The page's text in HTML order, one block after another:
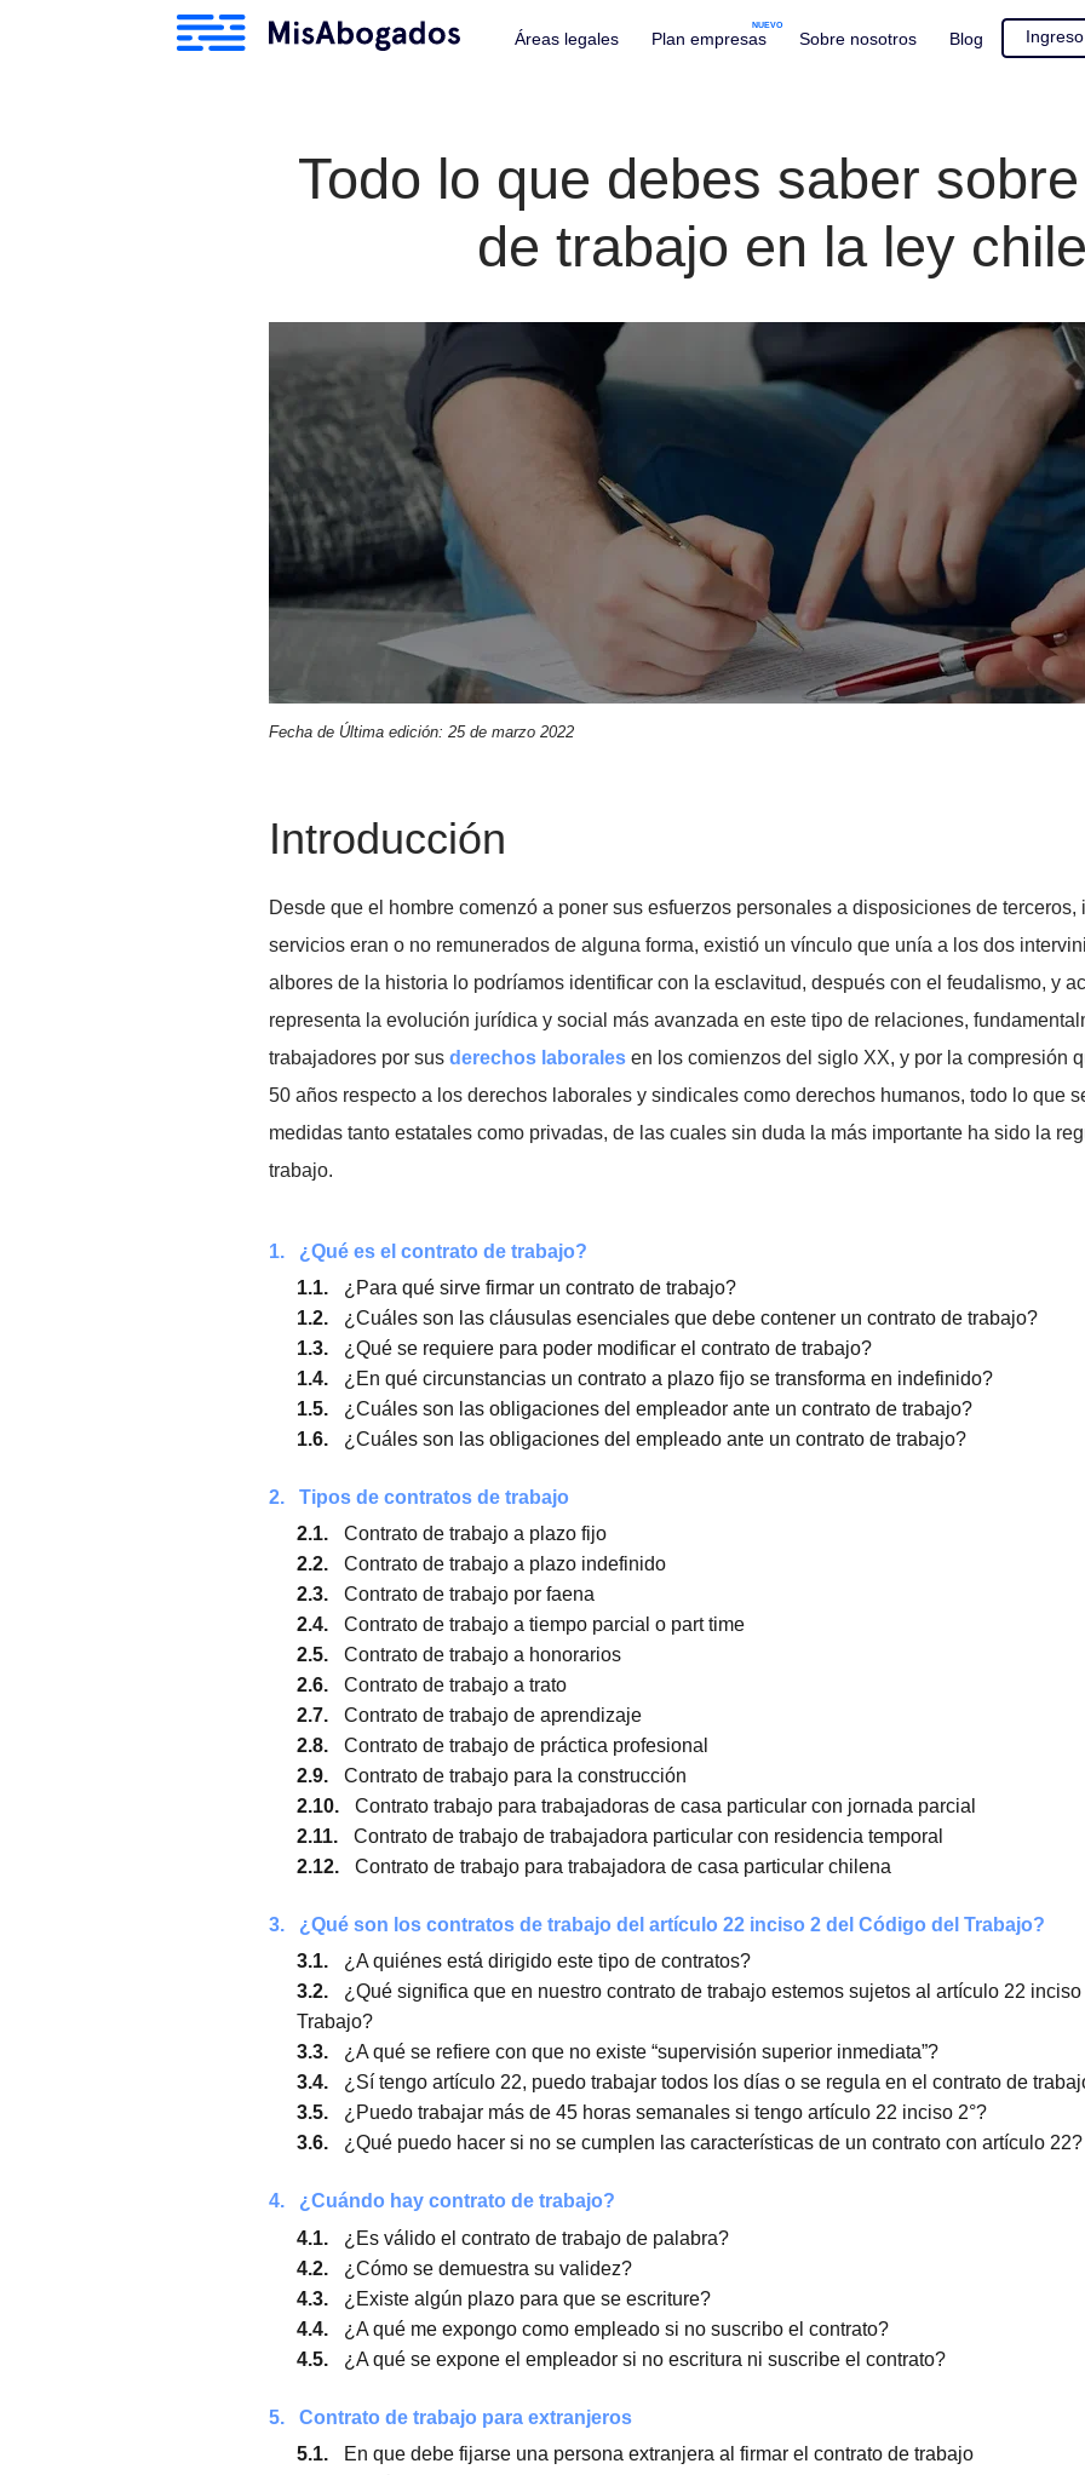
Áreas legales Plan empresas Sobre nosotros
Todo lo que debes saber
de trabajo en la ley
Introducción
Desde que el hombre comenzó a poner sus esfuerzos personales a
servicios eran o no remunerados de alguna forma, existió un vínculo que unía a
albores de la historia lo podríamos identificar con la esclavitud, después con el
representa la evolución jurídica y social más avanzada en este tipo de relaciones,
trabajadores por sus
medidas tanto estatales como privadas, de las cuales sin duda la más importante
trabajo.
1.
¿Qué es el contrato de trabajo?
1.1. ¿Para qué sirve firmar un contrato de trabajo?
1.3. ¿Qué se requiere para poder modificar el contrato de trabajo?
1.4. ¿En qué circunstancias un contrato a plazo fijo se transforma en
1.5. ¿Cuáles son las obligaciones del empleador ante un contrato de trabajo?
1.6. ¿Cuáles son las obligaciones del empleado ante un contrato de trabajo?
2.
Tipos de contratos de trabajo
2.1.
Contrato de trabajo a plazo fijo
2.2. Contrato de trabajo a plazo indefinido
2.3. Contrato de trabajo por faena
2.4. Contrato de trabajo a tiempo parcial o part time
2.5. Contrato de trabajo a honorarios
2.6. Contrato de trabajo a trato
2.8. Contrato de trabajo de práctica profesional
2.9. Contrato de trabajo para la construcción
2.10.
Contrato trabajo para trabajadoras de casa particular con jornada parcial
2.11.
Contrato de trabajo de trabajadora particular con residencia temporal
2.12. Contrato de trabajo para trabajadora de casa particular chilena
3.
¿Qué son los contratos de trabajo del artículo 22 inciso 2 del Código del
3.2. ¿Qué significa que en nuestro contrato de trabajo estemos sujetos al
Trabajo?
3.3. ¿A qué se refiere con que no existe “supervisión superior inmediata”?
3.4. ¿Sí tengo artículo 22, puedo trabajar todos los días o se regula en el
3.5.
¿Puedo trabajar más de 45 horas semanales si tengo artículo 22 inciso 2°?
4. ¿Cuándo hay contrato de trabajo?